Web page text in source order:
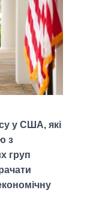
у США, які
з
груп